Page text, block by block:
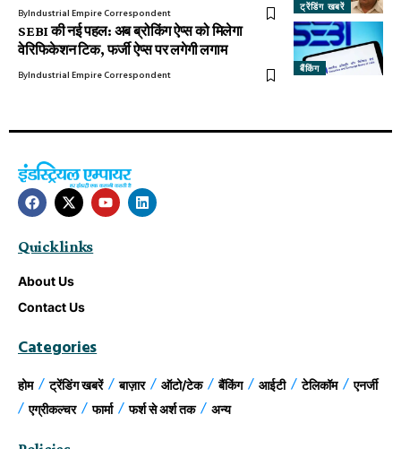
ट्रेंडिंग खबरें
ByIndustrial Empire Correspondent
बैंकिंग
SEBI की नई पहल: अब ब्रोकिंग ऐप्स को मिलेगा
वेरिफिकेशन टिक, फर्जी ऐप्स पर लगेगी लगाम
ByIndustrial Empire Correspondent
Quick links
About Us
Contact Us
Categories
होम ट्रेंडिंग खबरें बाज़ार ऑटो/टेक बैंकिंग आईटी टेलिकॉम
एनर्जी
एग्रीकल्चर
फार्मा फर्श से अर्श तक अन्य